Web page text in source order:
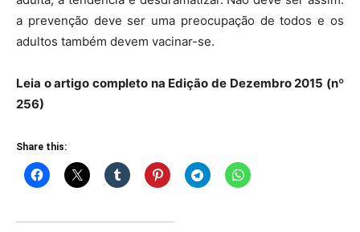
a prevenção deve ser uma preocupação de todos e os
adultos também devem vacinar-se.
Leia o artigo completo na Edição de Dezembro 2015 (nº
256)
Share this: